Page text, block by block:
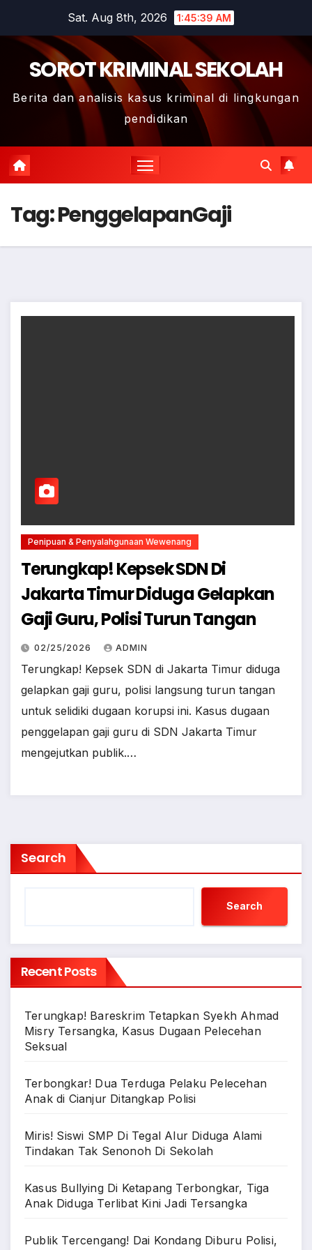
content
Sat. Aug 8th, 2026 1:45:40 AM
SOROT KRIMINAL SEKOLAH
Berita dan analisis kasus kriminal di lingkungan
pendidikan
Tag:PenggelapanGaji
Penipuan & Penyalahgunaan Wewenang
Terungkap! Kepsek SDN Di
Jakarta Timur Diduga Gelapkan
Gaji Guru, Polisi Turun Tangan
02/25/2026 ADMIN
Terungkap! Kepsek SDN di Jakarta Timur diduga
gelapkan gaji guru, polisi langsung turun tangan
untuk selidiki dugaan korupsi ini. Kasus dugaan
penggelapan gaji guru di SDN Jakarta Timur
mengejutkan publik.…
Search
Search
Recent Posts
Terungkap! Bareskrim Tetapkan Syekh Ahmad
Misry Tersangka, Kasus Dugaan Pelecehan
Seksual
Terbongkar! Dua Terduga Pelaku Pelecehan
Anak di Cianjur Ditangkap Polisi
Miris! Siswi SMP Di Tegal Alur Diduga Alami
Tindakan Tak Senonoh Di Sekolah
Kasus Bullying Di Ketapang Terbongkar, Tiga
Anak Diduga Terlibat Kini Jadi Tersangka
Publik Tercengang! Dai Kondang Diburu Polisi,